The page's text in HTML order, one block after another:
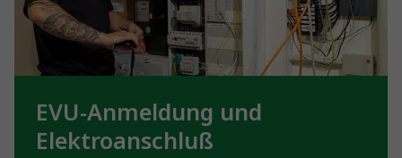
EVU-Anmeldung und
Elektroanschluß